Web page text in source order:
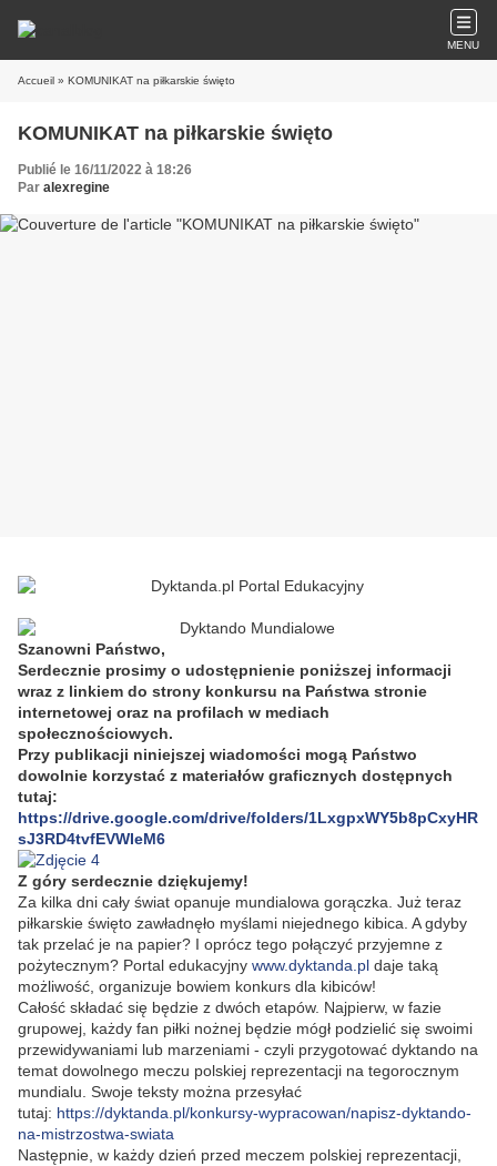
MENU
Accueil » KOMUNIKAT na piłkarskie święto
KOMUNIKAT na piłkarskie święto
Publié le 16/11/2022 à 18:26
Par alexregine
Szanowni Państwo,
Serdecznie prosimy o udostępnienie poniższej informacji
wraz z linkiem do strony konkursu na Państwa stronie
internetowej oraz na profilach w mediach
społecznościowych.
Przy publikacji niniejszej wiadomości mogą Państwo
dowolnie korzystać z materiałów graficznych dostępnych
tutaj:
https://drive.google.com/drive/folders/1LxgpxWY5b8pCxyHR
sJ3RD4tvfEVWIeM6
Z góry serdecznie dziękujemy!
Za kilka dni cały świat opanuje mundialowa gorączka. Już teraz
piłkarskie święto zawładnęło myślami niejednego kibica. A gdyby
tak przelać je na papier? I oprócz tego połączyć przyjemne z
pożytecznym? Portal edukacyjny www.dyktanda.pl daje taką
możliwość, organizuje bowiem konkurs dla kibiców!
Całość składać się będzie z dwóch etapów. Najpierw, w fazie
grupowej, każdy fan piłki nożnej będzie mógł podzielić się swoimi
przewidywaniami lub marzeniami - czyli przygotować dyktando na
temat dowolnego meczu polskiej reprezentacji na tegorocznym
mundialu. Swoje teksty można przesyłać
tutaj: https://dyktanda.pl/konkursy-wypracowan/napisz-dyktando-
na-mistrzostwa-swiata
Następnie, w każdy dzień przed meczem polskiej reprezentacji,